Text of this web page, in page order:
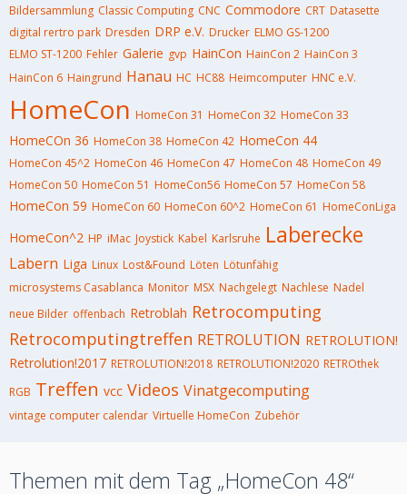
Bildersammlung Classic Computing CNC Commodore CRT Datasette
digital rertro park Dresden DRP e.V. Drucker ELMO GS-1200
ELMO ST-1200 Fehler Galerie gvp HainCon HainCon 2 HainCon 3
HainCon 6 Haingrund Hanau HC HC88 Heimcomputer HNC e.V.
HomeCon HomeCon 31 HomeCon 32 HomeCon 33
HomeCOn 36 HomeCon 38 HomeCon 42 HomeCon 44
HomeCon 45^2 HomeCon 46 HomeCon 47 HomeCon 48 HomeCon 49
HomeCon 50 HomeCon 51 HomeCon56 HomeCon 57 HomeCon 58
HomeCon 59 HomeCon 60 HomeCon 60^2 HomeCon 61 HomeConLiga
HomeCon^2 HP iMac Joystick Kabel Karlsruhe Laberecke
Labern Liga Linux Lost&Found Löten Lötunfähig
microsystems Casablanca Monitor MSX Nachgelegt Nachlese Nadel
neue Bilder offenbach Retroblah Retrocomputing
Retrocomputingtreffen RETROLUTION RETROLUTION!
Retrolution!2017 RETROLUTION!2018 RETROLUTION!2020 RETROthek
RGB Treffen vcc Videos Vinatgecomputing
vintage computer calendar Virtuelle HomeCon Zubehör
Themen mit dem Tag „HomeCon 48“